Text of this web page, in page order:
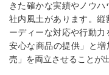
きた確かな実績やノウ
社内風土があります。
ーディーな対応や行動
安心な商品の提供」と
売」を両立させることが